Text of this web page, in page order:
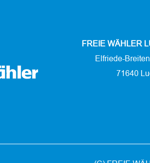
FREIE WÄHLER
Elfriede-
71640